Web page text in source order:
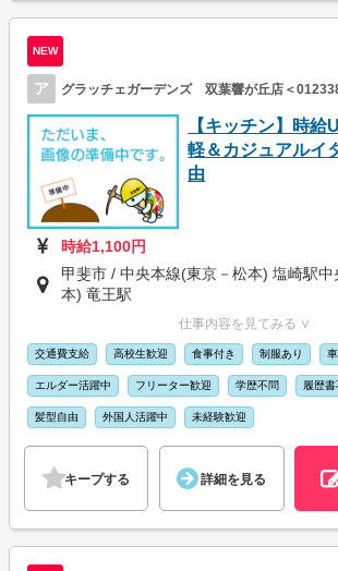
NEW
ア グラッチェガーデンズ 双葉響が丘店＜
【キッチン】時給
軽＆カジュアルイ
由
時給1,100円
甲斐市 / 中央本線(東京－松本) 塩崎駅
本) 竜王駅
仕事内容を見てみる ∨
交通費支給 高校生歓迎 食事付き 制服あり
エルダー活躍中 フリーター歓迎 学歴不問 履歴
髪型自由 外国人活躍中 未経験歓迎
キープする 詳細を見る